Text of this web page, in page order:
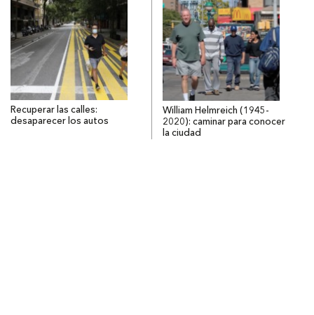
Recuperar las calles:
desaparecer los autos
William Helmreich (1945-
2020): caminar para conocer
la ciudad